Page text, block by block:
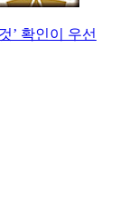
’ 확인이 우선